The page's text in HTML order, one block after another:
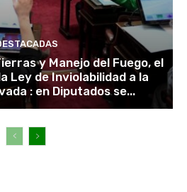
y Manejo del Fuego, el
Ley de Inviolabilidad a la
: en Diputados se...